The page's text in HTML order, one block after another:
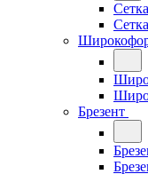
Брезент